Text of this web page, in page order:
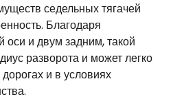
седельных тягачей
Благодаря
и двум задним, такой
разворота и может легко
и в условиях